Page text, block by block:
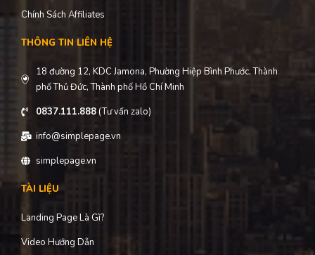
Chính Sách Affiliates
THÔNG TIN LIÊN HỆ
18 đường 12, KDC Jamona, Phường Hiệp Bình Phước, Thành
phố Thủ Đức, Thành phố Hồ Chí Minh
0837.111.888(Tư vấn zalo)
info@simplepage.vn
simplepage.vn
TÀI LIỆU
Landing Page Là Gì?
Video Hướng Dẫn